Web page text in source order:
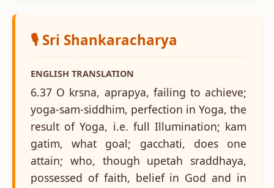
🎙️ Sri Shankaracharya
ENGLISH TRANSLATION
6.37 O krsna, aprapya, failing to achieve;
yoga-sam-siddhim, perfection in Yoga, the
result of Yoga, i.e. full Illumination; kam
gatim, what goal; gacchati, does one
attain; who, though upetah sraddhaya,
possessed of faith, belief in God and in